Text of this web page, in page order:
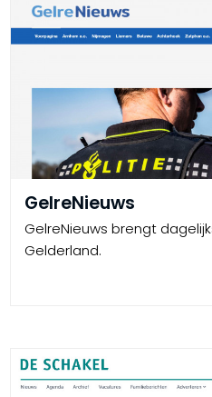
GelreNieuws
GelreNieuws brengt
Gelderland.